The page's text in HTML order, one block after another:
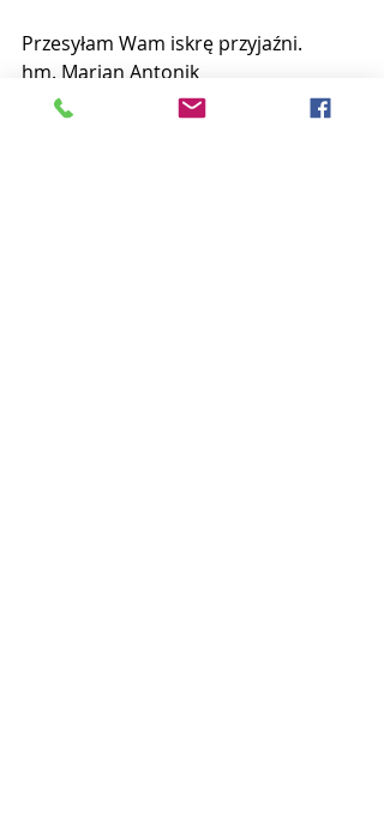
Przesyłam Wam iskrę przyjaźni.
hm. Marian Antonik